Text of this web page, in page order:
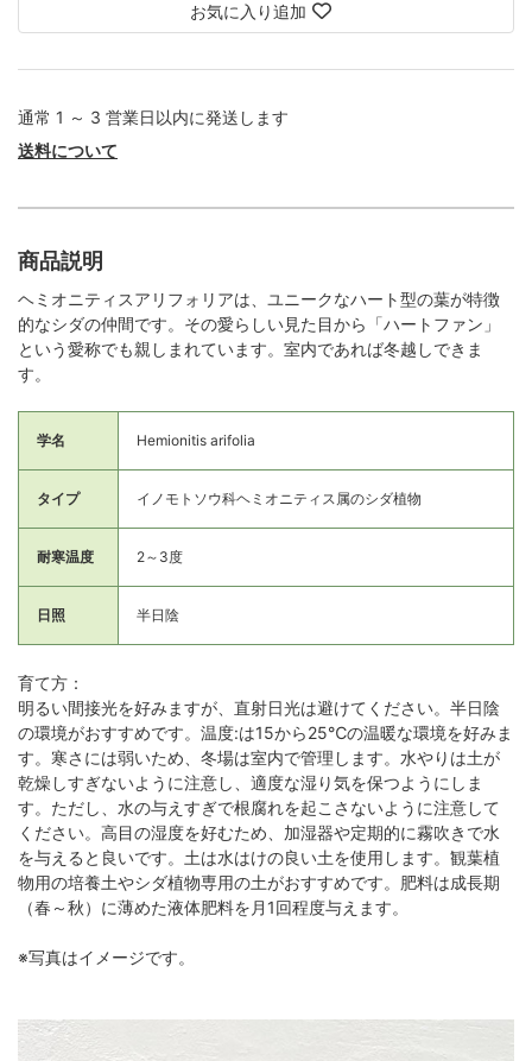
お気に入り追加
通常 1 ～ 3 営業日以内に発送します
送料について
商品説明
ヘミオニティスアリフォリアは、ユニークなハート型の葉が特徴
的なシダの仲間です。その愛らしい見た目から「ハートファン」
という愛称でも親しまれています。室内であれば冬越しできま
す。
学名 Hemionitis arifolia
タイプ イノモトソウ科ヘミオニティス属のシダ植物
耐寒温度 2～3度
日照 半日陰
育て方：
明るい間接光を好みますが、直射日光は避けてください。半日陰
の環境がおすすめです。温度:は15から25℃の温暖な環境を好みま
す。寒さには弱いため、冬場は室内で管理します。水やりは土が
乾燥しすぎないように注意し、適度な湿り気を保つようにしま
す。ただし、水の与えすぎで根腐れを起こさないように注意して
ください。高目の湿度を好むため、加湿器や定期的に霧吹きで水
を与えると良いです。土は水はけの良い土を使用します。観葉植
物用の培養土やシダ植物専用の土がおすすめです。肥料は成長期
（春～秋）に薄めた液体肥料を月1回程度与えます。
※写真はイメージです。